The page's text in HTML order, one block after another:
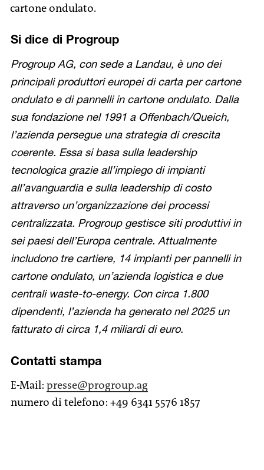
cartone ondulato.
Si dice di Progroup
Progroup AG, con sede a Landau, è uno dei
principali produttori europei di carta per cartone
ondulato e di pannelli in cartone ondulato. Dalla
sua fondazione nel 1991 a Offenbach/Queich,
l’azienda persegue una strategia di crescita
coerente. Essa si basa sulla leadership
tecnologica grazie all’impiego di impianti
all’avanguardia e sulla leadership di costo
attraverso un’organizzazione dei processi
centralizzata. Progroup gestisce siti produttivi in
sei paesi dell’Europa centrale. Attualmente
includono tre cartiere, 14 impianti per pannelli in
cartone ondulato, un’azienda logistica e due
centrali waste-to-energy. Con circa 1.800
dipendenti, l’azienda ha generato nel 2025 un
fatturato di circa 1,4 miliardi di euro.
Contatti stampa
E-Mail: presse@progroup.ag
numero di telefono: +49 6341 5576 1857